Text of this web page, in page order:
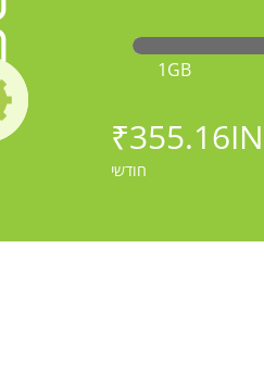
1GB
חודשי